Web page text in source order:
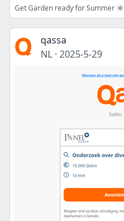
Get Garden ready for Summer ☀️
qassa
NL · 2025-5-29